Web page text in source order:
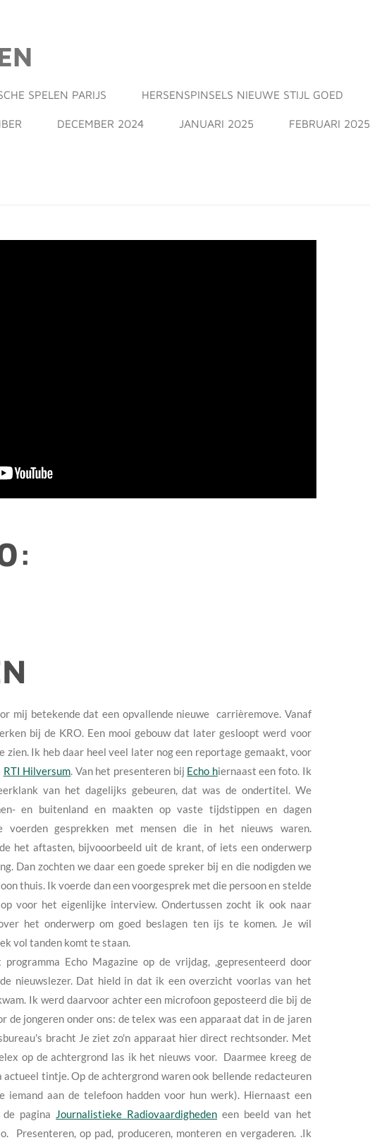
SPELEN PARIJS HERSENSPINSELS NIEUWE STIJL GOED
DECEMBER 2024 JANUARI 2025 FEBRUARI 2025
mij betekende dat een opvallende nieuwe carrièremove. Vanaf
bij de KRO. Een mooi gebouw dat later gesloopt werd voor
zien. Ik heb daar heel veel later nog een reportage gemaakt, voor
RTI Hilversum . Van het presenteren bij Echo hiernaast een foto. Ik
van het dagelijks gebeuren, dat was de ondertitel. We
en buitenland en maakten op vaste tijdstippen en dagen
voerden gesprekken met mensen die in het nieuws waren.
het aftasten, bijvooorbeeld uit de krant, of iets een onderwerp
Dan zochten we daar een goede spreker bij en die nodigden we
thuis. Ik voerde dan een voorgesprek met die persoon en stelde
voor het eigenlijke interview. Ondertussen zocht ik ook naar
het onderwerp om goed beslagen ten ijs te komen. Je wil
vol tanden komt te staan.
Echo Magazine op de vrijdag, ,gepresenteerd door
nieuwslezer. Dat hield in dat ik een overzicht voorlas van het
Ik werd daarvoor achter een microfoon geposteerd die bij de
de jongeren onder ons: de telex was een apparaat dat in de jaren
bracht Je ziet zo'n apparaat hier direct rechtsonder. Met
op de achtergrond las ik het nieuws voor. Daarmee kreeg de
tintje. Op de achtergrond waren ook bellende redacteuren
iemand aan de telefoon hadden voor hun werk). Hiernaast een
pagina
Journalistieke Radiovaardigheden een beeld van het
Presenteren, op pad, produceren, monteren en vergaderen. .Ik